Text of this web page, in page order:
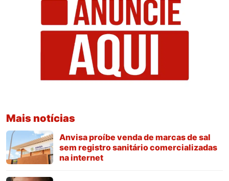
Mais notícias
Anvisa proíbe venda de marcas de sal
sem registro sanitário comercializadas
na internet